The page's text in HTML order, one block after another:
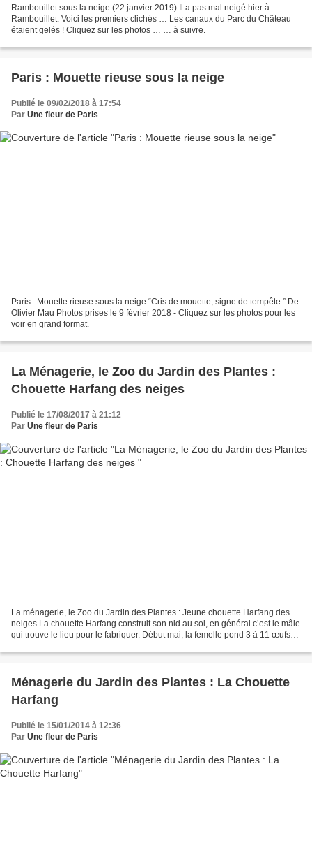
Rambouillet sous la neige (22 janvier 2019) Il a pas mal neigé hier à
Rambouillet. Voici les premiers clichés … Les canaux du Parc du Château
étaient gelés ! Cliquez sur les photos … … à suivre.
Paris : Mouette rieuse sous la neige
Publié le 09/02/2018 à 17:54
Par Une fleur de Paris
Paris : Mouette rieuse sous la neige “Cris de mouette, signe de tempête.” De
Olivier Mau Photos prises le 9 février 2018 - Cliquez sur les photos pour les
voir en grand format.
La Ménagerie, le Zoo du Jardin des Plantes :
Chouette Harfang des neiges
Publié le 17/08/2017 à 21:12
Par Une fleur de Paris
La ménagerie, le Zoo du Jardin des Plantes : Jeune chouette Harfang des
neiges La chouette Harfang construit son nid au sol, en général c’est le mâle
qui trouve le lieu pour le fabriquer. Début mai, la femelle pond 3 à 11 œufs
Ménagerie du Jardin des Plantes : La Chouette
Harfang
Publié le 15/01/2014 à 12:36
Par Une fleur de Paris